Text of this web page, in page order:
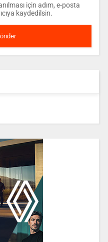
için adım, e-posta
kaydedilsin.